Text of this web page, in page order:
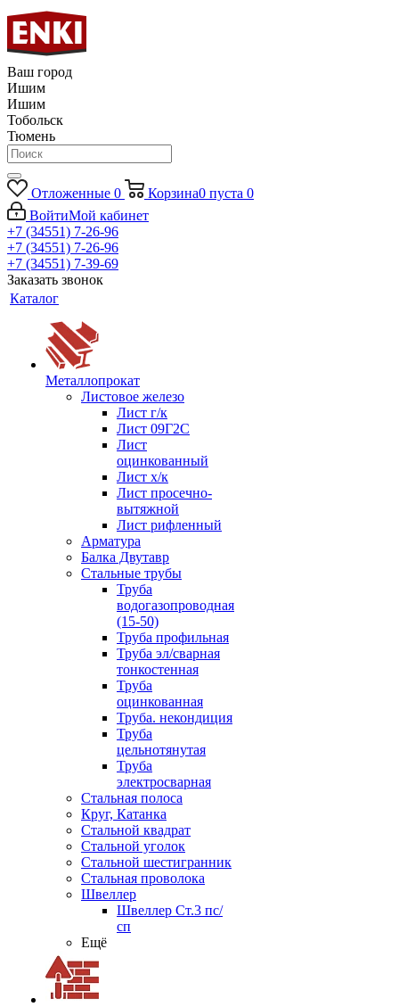
Ваш город
Ишим
Ишим
Тобольск
Тюмень
Отложенные 0 Корзина0 пуста 0
ВойтиМой кабинет
+7 (34551) 7-26-96
+7 (34551) 7-26-96
+7 (34551) 7-39-69
Заказать звонок
Каталог
Металлопрокат
Листовое железо
Лист г/к
Лист 09Г2С
Лист
оцинкованный
Лист х/к
Лист просечно-
вытяжной
Лист рифленный
Арматура
Балка Двутавр
Стальные трубы
Труба
водогазопроводная
(15-50)
Труба профильная
Труба эл/сварная
тонкостенная
Труба
оцинкованная
Труба. некондиция
Труба
цельнотянутая
Труба
электросварная
Стальная полоса
Круг, Катанка
Стальной квадрат
Стальной уголок
Стальной шестигранник
Стальная проволока
Швеллер
Швеллер Ст.3 пс/
сп
Ещё